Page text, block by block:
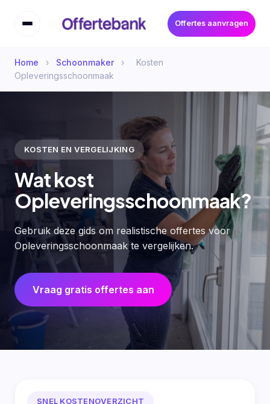
Offertes aanvragen
Home › Schoonmaker ›
Kosten
Opleveringsschoonmaak
KOSTEN EN VERGELIJKING
Wat kost
Opleveringsschoonmaak?
Gebruik deze gids om realistische offertes voor
Opleveringsschoonmaak te vergelijken.
Vraag gratis offertes aan
SNEL KOSTENOVERZICHT